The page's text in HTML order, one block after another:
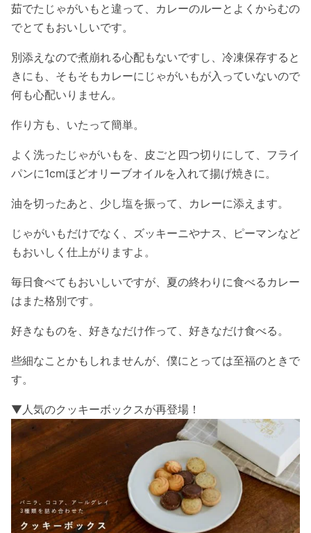
茹でたじゃがいもと違って、カレーのルーとよくからむの
でとてもおいしいです。
別添えなので煮崩れる心配もないですし、冷凍保存すると
きにも、そもそもカレーにじゃがいもが入っていないので
何も心配いりません。
作り方も、いたって簡単。
よく洗ったじゃがいもを、皮ごと四つ切りにして、フライ
パンに1cmほどオリーブオイルを入れて揚げ焼きに。
油を切ったあと、少し塩を振って、カレーに添えます。
じゃがいもだけでなく、ズッキーニやナス、ピーマンなど
もおいしく仕上がりますよ。
毎日食べてもおいしいですが、夏の終わりに食べるカレー
はまた格別です。
好きなものを、好きなだけ作って、好きなだけ食べる。
些細なことかもしれませんが、僕にとっては至福のときで
す。
▼人気のクッキーボックスが再登場！